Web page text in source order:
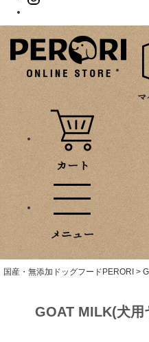
国産・無添加ドッグフードPERORI
GOAT MILK(犬用